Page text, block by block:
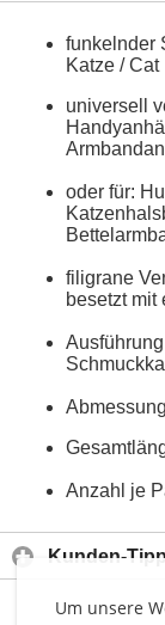
Um unsere
funkelnder
Katze / Cat
universell
oder für:
filigrane
besetzt mit
Anzahl je
Kunden-